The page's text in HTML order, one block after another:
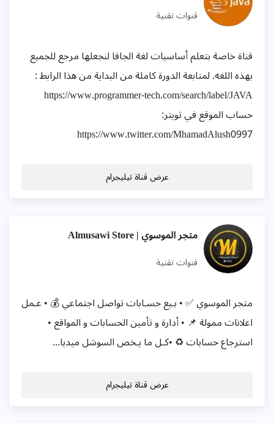
قنوات تقنية
قناة خاصة بتعلم أساسيات لغة الجافا لنجعلها مرجع للجميع
بهذه اللغه. لمتابعة الدورة كاملة من البداية من هذا الرابط :
https://www.programmer-tech.com/search/label/JAVA
حساب الموقع في تويتر:
https://www.twitter.com/MhamadAlush0997
عرض قناة تيليجرام
متجر الموسوي | Almusawi Store
قنوات تقنية
متجر الموسوي ✅ • بـيع حسـابات تواصل اجتماعي 💰 • عـمل
اعلانات ممولة 📌 • أدارة و تأمين الحسابات و المواقع •
استرجاع حسابات ♻️ •كـل ما يـخص السوشل ميديا...
عرض قناة تيليجرام